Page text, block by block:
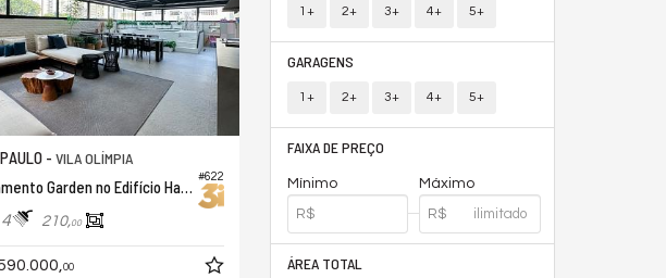
1+ 2+ 3+ 4+ 5+
GARAGENS
1+ 2+ 3+ 4+ 5+
FAIXA DE PREÇO
Mínimo Máximo
ÁREA TOTAL
#622
- VILA OLÍMPIA
Apartamento Garden no Edifício Hampton's Park
4 210,00
00